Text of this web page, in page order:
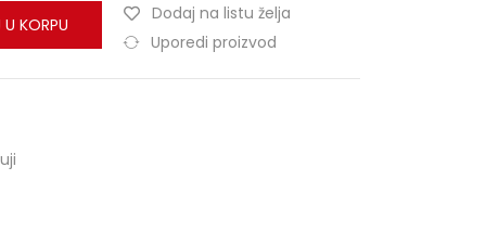
KORPU
Dodaj na listu želja
Uporedi proizvod